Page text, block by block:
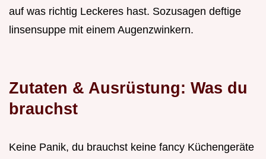
auf was richtig Leckeres hast. Sozusagen deftige
linsensuppe mit einem Augenzwinkern.
Zutaten & Ausrüstung: Was du
brauchst
Keine Panik, du brauchst keine fancy Küchengeräte